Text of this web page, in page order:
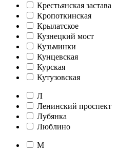
Крестьянская застава
Кропоткинская
Крылатское
Кузнецкий мост
Кузьминки
Кунцевская
Курская
Кутузовская
Л
Ленинский проспект
Лубянка
Люблино
М